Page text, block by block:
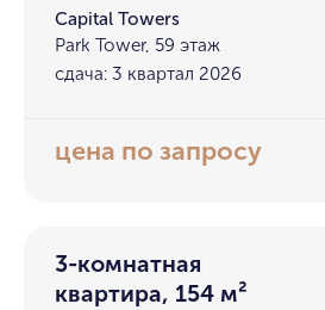
Capital Towers
Park Tower, 59 этаж
сдача: 3 квартал 2026
цена по запросу
3-комнатная
квартира, 154 м²